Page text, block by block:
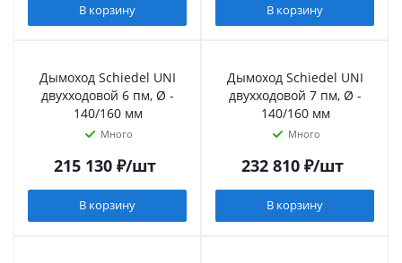
В корзину В корзину
Дымоход Schiedel UNI
двухходовой 6 пм, Ø -
140/160 мм
Много
215 130₽/шт
В корзину
Дымоход Schiedel UNI
двухходовой 7 пм, Ø -
140/160 мм
Много
232 810₽/шт
В корзину